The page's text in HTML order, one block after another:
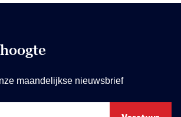
maandelijkse nieuwsbrief